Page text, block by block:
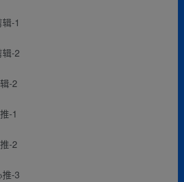
-1
辑-2
-2
-1
-2
推-3